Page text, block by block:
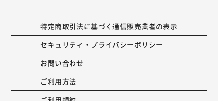
特定商取引法に基づく通信販売業者の表示
セキュリティ・プライバシーポリシー
お問い合わせ
ご利用方法